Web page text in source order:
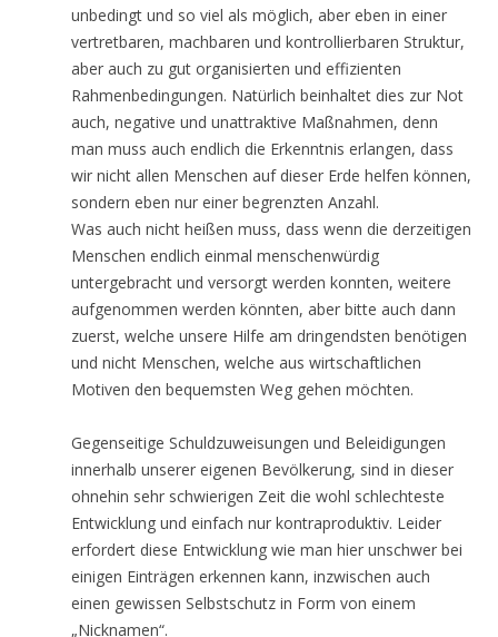
unbedingt und so viel als möglich, aber eben in einer
vertretbaren, machbaren und kontrollierbaren Struktur,
aber auch zu gut organisierten und effizienten
Rahmenbedingungen. Natürlich beinhaltet dies zur Not
auch, negative und unattraktive Maßnahmen, denn
man muss auch endlich die Erkenntnis erlangen, dass
wir nicht allen Menschen auf dieser Erde helfen können,
sondern eben nur einer begrenzten Anzahl.
Was auch nicht heißen muss, dass wenn die derzeitigen
Menschen endlich einmal menschenwürdig
untergebracht und versorgt werden konnten, weitere
aufgenommen werden könnten, aber bitte auch dann
zuerst, welche unsere Hilfe am dringendsten benötigen
und nicht Menschen, welche aus wirtschaftlichen
Motiven den bequemsten Weg gehen möchten.
Gegenseitige Schuldzuweisungen und Beleidigungen
innerhalb unserer eigenen Bevölkerung, sind in dieser
ohnehin sehr schwierigen Zeit die wohl schlechteste
Entwicklung und einfach nur kontraproduktiv. Leider
erfordert diese Entwicklung wie man hier unschwer bei
einigen Einträgen erkennen kann, inzwischen auch
einen gewissen Selbstschutz in Form von einem
„Nicknamen“.